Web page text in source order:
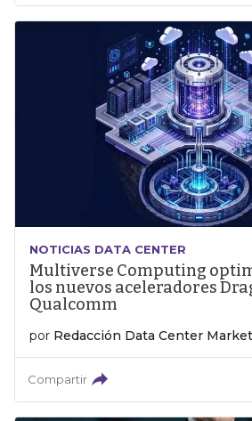
NOTICIAS DATA CENTER
Multiverse Computing
los nuevos aceleradores
Qualcomm
por Redacción Data Center Market
Compartir